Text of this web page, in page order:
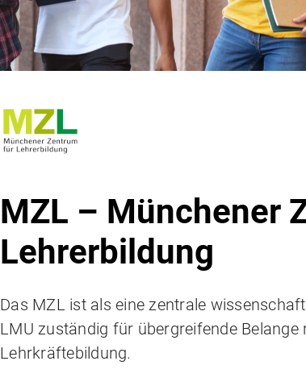
MZL – Münchener
Lehrerbildung
Das MZL ist als eine zentrale
LMU zuständig für übergreifende Belange
Lehrkräftebildung.